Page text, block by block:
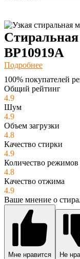
BP10919A
Подробнее
100% покупателей
Общий рейтинг
4.9
Шум
4.9
Объем загрузки
4.8
Качество стирки
4.9
Количество
4.8
Качество отжима
4.9
Ваше мнение о
Мне нравится Не